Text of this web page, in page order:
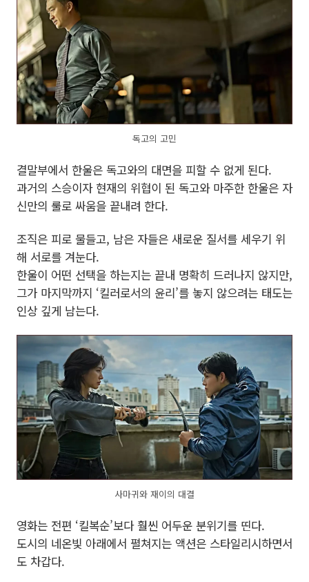
독고의 고민
결말부에서 한울은 독고와의 대면을 피할 수 없게 된다.
과거의 스승이자 현재의 위협이 된 독고와 마주한 한울은 자
신만의 룰로 싸움을 끝내려 한다.
조직은 피로 물들고, 남은 자들은 새로운 질서를 세우기 위
해 서로를 겨눈다.
한울이 어떤 선택을 하는지는 끝내 명확히 드러나지 않지만,
그가 마지막까지 ‘킬러로서의 윤리’를 놓지 않으려는 태도는
인상 깊게 남는다.
사마귀와 재이의 대결
영화는 전편 ‘킬복순’보다 훨씬 어두운 분위기를 띤다.
도시의 네온빛 아래에서 펼쳐지는 액션은 스타일리시하면서
도 차갑다.